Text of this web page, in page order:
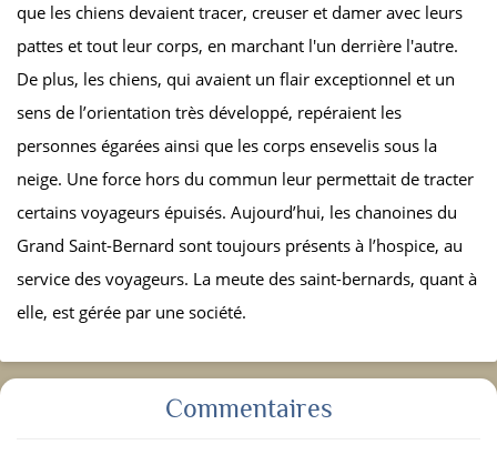
que les chiens devaient tracer, creuser et damer avec leurs
pattes et tout leur corps, en marchant l'un derrière l'autre.
De plus, les chiens, qui avaient un flair exceptionnel et un
sens de l’orientation très développé, repéraient les
personnes égarées ainsi que les corps ensevelis sous la
neige. Une force hors du commun leur permettait de tracter
certains voyageurs épuisés. Aujourd’hui, les chanoines du
Grand Saint-Bernard sont toujours présents à l’hospice, au
service des voyageurs. La meute des saint-bernards, quant à
elle, est gérée par une société.
Commentaires